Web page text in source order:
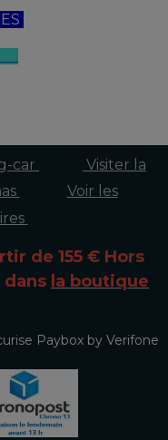
car
Visiter la
Voir les
de 155 € Hors
dans la boutique